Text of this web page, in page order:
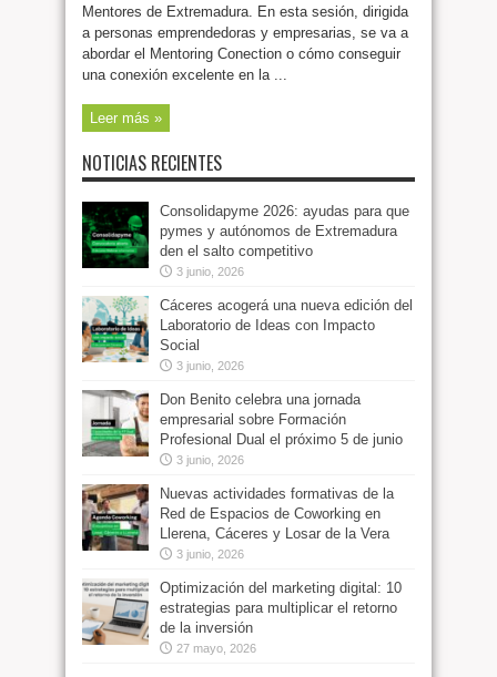
Mentores de Extremadura. En esta sesión, dirigida
a personas emprendedoras y empresarias, se va a
abordar el Mentoring Conection o cómo conseguir
una conexión excelente en la ...
Leer más »
NOTICIAS RECIENTES
Consolidapyme 2026: ayudas para que
pymes y autónomos de Extremadura
den el salto competitivo
3 junio, 2026
Cáceres acogerá una nueva edición del
Laboratorio de Ideas con Impacto
Social
3 junio, 2026
Don Benito celebra una jornada
empresarial sobre Formación
Profesional Dual el próximo 5 de junio
3 junio, 2026
Nuevas actividades formativas de la
Red de Espacios de Coworking en
Llerena, Cáceres y Losar de la Vera
3 junio, 2026
Optimización del marketing digital: 10
estrategias para multiplicar el retorno
de la inversión
27 mayo, 2026